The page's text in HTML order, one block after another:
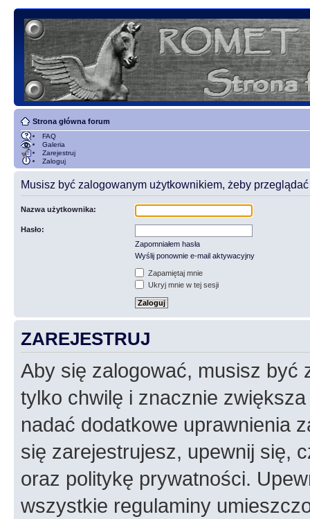
Strona główna forum
FAQ
Galeria
Zarejestruj
Zaloguj
Musisz być zalogowanym użytkownikiem, żeby przeglądać
Nazwa użytkownika:
Hasło:
Zapomniałem hasła
Wyślij ponownie e-mail aktywacyjny
Zapamiętaj mnie
Ukryj mnie w tej sesji
ZAREJESTRUJ
Aby się zalogować, musisz być
tylko chwilę i znacznie
nadać dodatkowe uprawnienia
się zarejestrujesz, upewnij się,
oraz politykę prywatności.
wszystkie regulaminy